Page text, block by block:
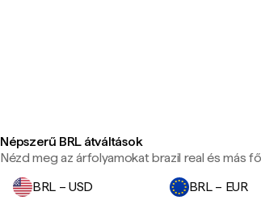
Népszerű BRL átváltások
Nézd meg az árfolyamokat brazil real és más
BRL – USD
BRL – EUR